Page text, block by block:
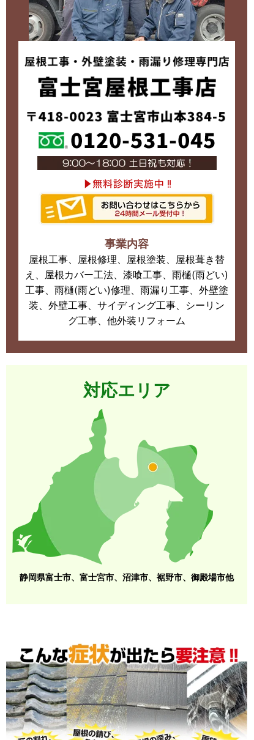
事業内容
屋根工事、屋根修理、屋根塗装、屋根葺き替
え、屋根カバー工法、漆喰工事、雨樋(雨どい)
工事、雨樋(雨どい)修理、雨漏り工事、外壁塗
装、外壁工事、サイディング工事、シーリン
グ工事、他外装リフォーム
対応エリア
静岡県富士市、富士宮市、沼津市、裾野市、御殿場市他